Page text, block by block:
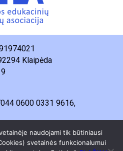
Klaipėda
0600 0331 9616,
naudojami tik būtiniausi
svetainės funkcionalumui